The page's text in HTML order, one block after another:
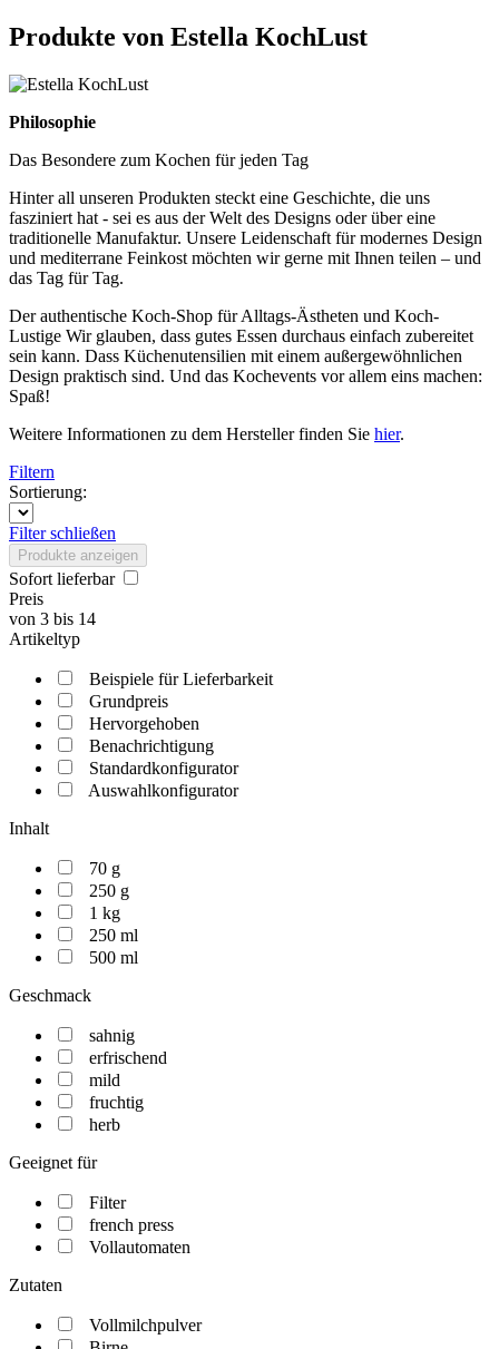
Produkte von Estella KochLust
Philosophie
Das Besondere zum Kochen für jeden Tag
Hinter all unseren Produkten steckt eine Geschichte, die uns
fasziniert hat - sei es aus der Welt des Designs oder über eine
traditionelle Manufaktur. Unsere Leidenschaft für modernes Design
und mediterrane Feinkost möchten wir gerne mit Ihnen teilen – und
das Tag für Tag.
Der authentische Koch-Shop für Alltags-Ästheten und Koch-
Lustige Wir glauben, dass gutes Essen durchaus einfach zubereitet
sein kann. Dass Küchenutensilien mit einem außergewöhnlichen
Design praktisch sind. Und das Kochevents vor allem eins machen:
Spaß!
Weitere Informationen zu dem Hersteller finden Sie hier.
Filtern
Sortierung:
Filter schließen
Produkte anzeigen
Sofort lieferbar
Preis
von 3 bis 14
Artikeltyp
Beispiele für Lieferbarkeit
Grundpreis
Hervorgehoben
Benachrichtigung
Standardkonfigurator
Auswahlkonfigurator
Inhalt
70 g
250 g
1 kg
250 ml
500 ml
Geschmack
sahnig
erfrischend
mild
fruchtig
herb
Geeignet für
Filter
french press
Vollautomaten
Zutaten
Vollmilchpulver